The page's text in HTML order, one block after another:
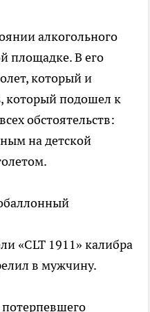
алкогольного
площадке. В его
который и
который подошел к
обстоятельств:
на детской
«CLT 1911» калибра
в мужчину.
потерпевшего